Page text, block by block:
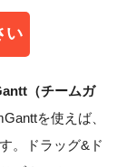
い
（チームガ
を使えば、
。ドラッグ&ド